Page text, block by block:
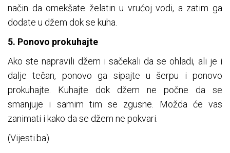
način da omekšate želatin u vrućoj vodi, a zatim ga
dodate u džem dok se kuha.
5. Ponovo prokuhajte
Ako ste napravili džem i sačekali da se ohladi, ali je i
dalje tečan, ponovo ga sipajte u šerpu i ponovo
prokuhajte. Kuhajte dok džem ne počne da se
smanjuje i samim tim se zgusne. Možda će vas
zanimati i kako da se džem ne pokvari.
(Vijesti.ba)